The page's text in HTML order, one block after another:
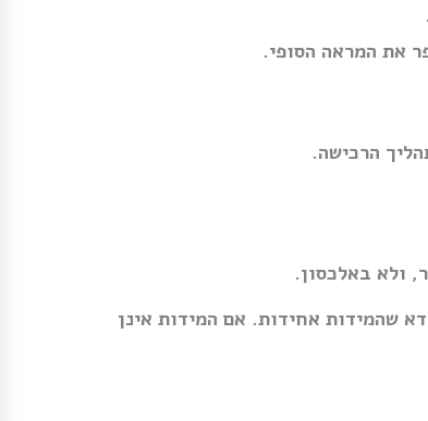
את המראה הסופי.
הרכישה.
ולא באלכסון.
שהמידות אחידות. אם המידות אינן